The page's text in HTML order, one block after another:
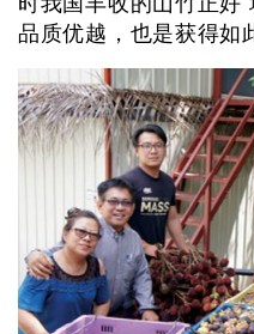
品质优越，也是获得